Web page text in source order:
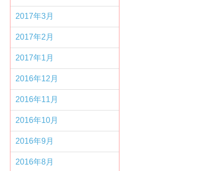
2017年3月
2017年2月
2017年1月
2016年12月
2016年11月
2016年10月
2016年9月
2016年8月